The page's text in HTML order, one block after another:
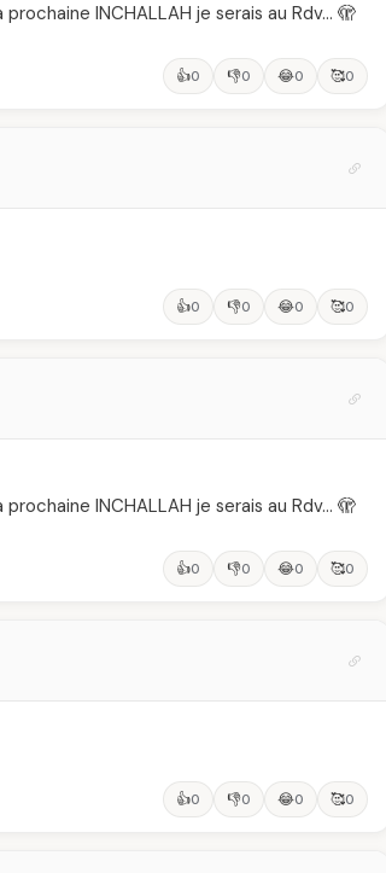
INCHALLAH je serais au Rdv… 🫣
👍0 👎0 😂0 🥰0
👍0 👎0 😂0 🥰0
INCHALLAH je serais au Rdv… 🫣
👍0 👎0 😂0 🥰0
👍0 👎0 😂0 🥰0